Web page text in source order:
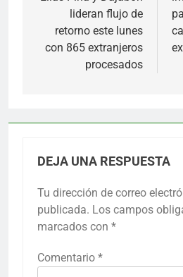
entradas
lideran flujo de
retorno este lunes
con 865 extranjeros
procesados
DEJA UNA RESPUESTA
Tu dirección de correo
publicada. Los campos
marcados con *
Comentario *